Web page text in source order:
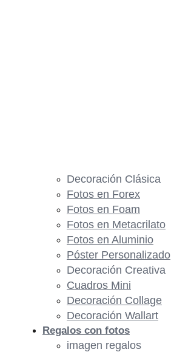
Decoración Clásica
Fotos en Forex
Fotos en Foam
Fotos en Metacrilato
Fotos en Aluminio
Póster Personalizado
Decoración Creativa
Cuadros Mini
Decoración Collage
Decoración Wallart
Regalos con fotos
imagen regalos